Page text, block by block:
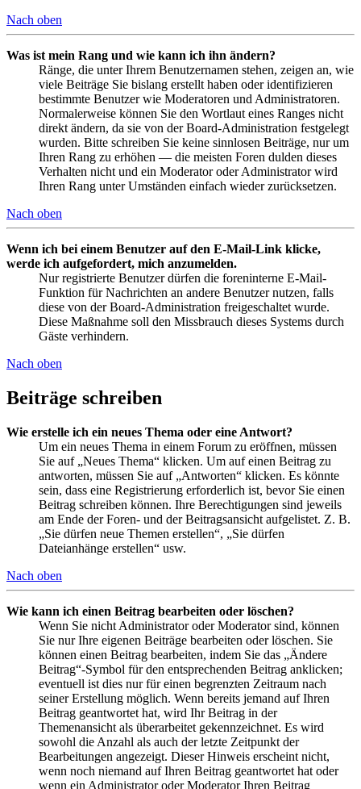
Nach oben
Was ist mein Rang und wie kann ich ihn ändern?
Ränge, die unter Ihrem Benutzernamen stehen, zeigen an, wie
viele Beiträge Sie bislang erstellt haben oder identifizieren
bestimmte Benutzer wie Moderatoren und Administratoren.
Normalerweise können Sie den Wortlaut eines Ranges nicht
direkt ändern, da sie von der Board-Administration festgelegt
wurden. Bitte schreiben Sie keine sinnlosen Beiträge, nur um
Ihren Rang zu erhöhen — die meisten Foren dulden dieses
Verhalten nicht und ein Moderator oder Administrator wird
Ihren Rang unter Umständen einfach wieder zurücksetzen.
Nach oben
Wenn ich bei einem Benutzer auf den E-Mail-Link klicke,
werde ich aufgefordert, mich anzumelden.
Nur registrierte Benutzer dürfen die foreninterne E-Mail-
Funktion für Nachrichten an andere Benutzer nutzen, falls
diese von der Board-Administration freigeschaltet wurde.
Diese Maßnahme soll den Missbrauch dieses Systems durch
Gäste verhindern.
Nach oben
Beiträge schreiben
Wie erstelle ich ein neues Thema oder eine Antwort?
Um ein neues Thema in einem Forum zu eröffnen, müssen
Sie auf „Neues Thema“ klicken. Um auf einen Beitrag zu
antworten, müssen Sie auf „Antworten“ klicken. Es könnte
sein, dass eine Registrierung erforderlich ist, bevor Sie einen
Beitrag schreiben können. Ihre Berechtigungen sind jeweils
am Ende der Foren- und der Beitragsansicht aufgelistet. Z. B.
„Sie dürfen neue Themen erstellen“, „Sie dürfen
Dateianhänge erstellen“ usw.
Nach oben
Wie kann ich einen Beitrag bearbeiten oder löschen?
Wenn Sie nicht Administrator oder Moderator sind, können
Sie nur Ihre eigenen Beiträge bearbeiten oder löschen. Sie
können einen Beitrag bearbeiten, indem Sie das „Ändere
Beitrag“-Symbol für den entsprechenden Beitrag anklicken;
eventuell ist dies nur für einen begrenzten Zeitraum nach
seiner Erstellung möglich. Wenn bereits jemand auf Ihren
Beitrag geantwortet hat, wird Ihr Beitrag in der
Themenansicht als überarbeitet gekennzeichnet. Es wird
sowohl die Anzahl als auch der letzte Zeitpunkt der
Bearbeitungen angezeigt. Dieser Hinweis erscheint nicht,
wenn noch niemand auf Ihren Beitrag geantwortet hat oder
wenn ein Administrator oder Moderator Ihren Beitrag